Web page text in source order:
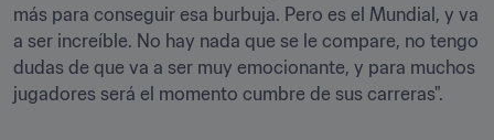
más para conseguir esa burbuja. Pero es el Mundial, y va
a ser increíble. No hay nada que se le compare, no tengo
dudas de que va a ser muy emocionante, y para muchos
jugadores será el momento cumbre de sus carreras".